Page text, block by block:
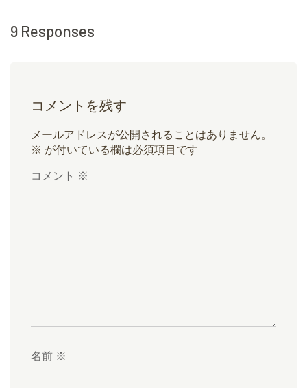
9 Responses
コメントを残す
メールアドレスが公開されることはありません。
※ が付いている欄は必須項目です
コメント ※
名前 ※